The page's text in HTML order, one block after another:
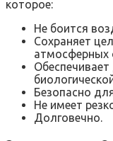
которое:
Не боится
Сохраняет
атмосферных
Безопасно
Не имеет
Долговечно.